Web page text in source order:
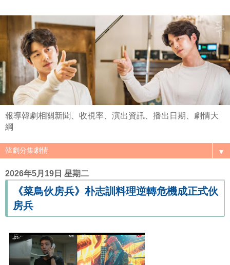
報導韓劇相關新聞、收視率、演出資訊、播出日期、劇情大
綱
▼
2026年5月19日 星期二
《菜鳥伙房兵》朴志訓料理逆轉危機成正式伙
房兵